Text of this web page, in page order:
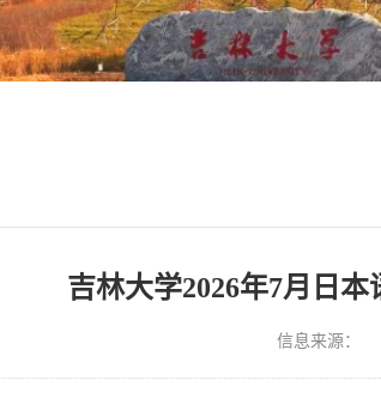
吉林大学2026年7月日
信息来源：